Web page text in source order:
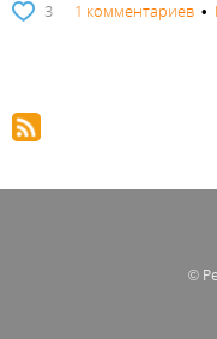
3 1 комментариев •
©